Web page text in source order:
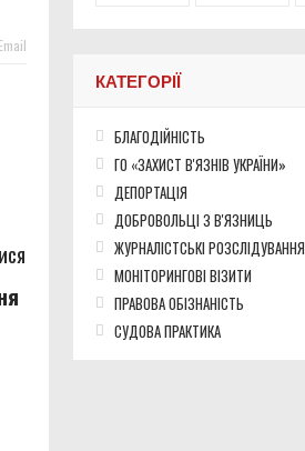
окупованих територіях України
КАТЕГОРІЇ
БЛАГОДІЙНІСТЬ
ГО «ЗАХИСТ В'ЯЗНІВ УКРАЇНИ»
ДЕПОРТАЦІЯ
ДОБРОВОЛЬЦІ З В'ЯЗНИЦЬ
ЖУРНАЛІСТСЬКІ РОЗСЛІДУВАННЯ
МОНІТОРИНГОВІ ВІЗИТИ
ПРАВОВА ОБІЗНАНІСТЬ
СУДОВА ПРАКТИКА